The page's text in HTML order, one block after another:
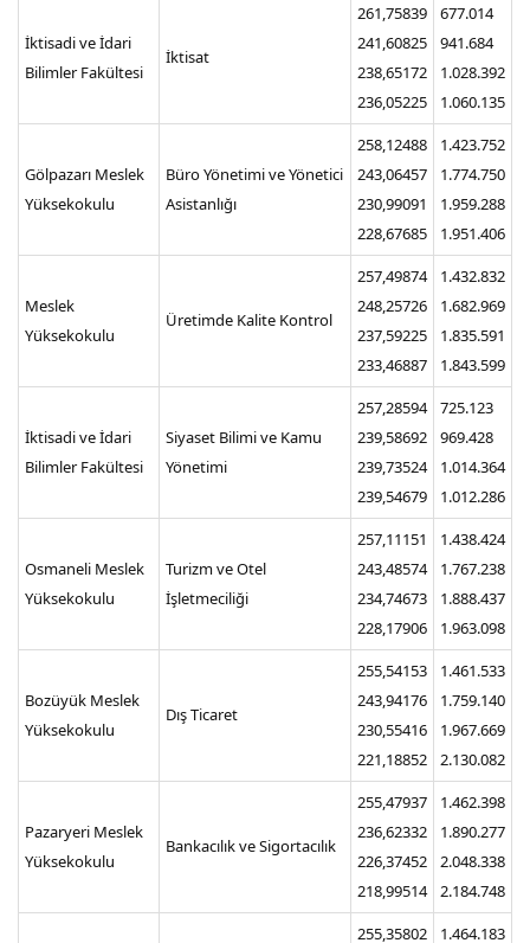
İktisadi ve İdari
Bilimler Fakültesi
İktisat
261,75839
241,60825
238,65172
236,05225
677.014
941.684
1.028.392
1.060.135
Gölpazarı Meslek
Yüksekokulu
Büro Yönetimi ve Yönetici
Asistanlığı
258,12488
243,06457
230,99091
228,67685
1.423.752
1.774.750
1.959.288
1.951.406
Meslek
Yüksekokulu
Üretimde Kalite Kontrol
257,49874
248,25726
237,59225
233,46887
1.432.832
1.682.969
1.835.591
1.843.599
İktisadi ve İdari
Bilimler Fakültesi
Siyaset Bilimi ve Kamu
Yönetimi
257,28594
239,58692
239,73524
239,54679
725.123
969.428
1.014.364
1.012.286
Osmaneli Meslek
Yüksekokulu
Turizm ve Otel
İşletmeciliği
257,11151
243,48574
234,74673
228,17906
1.438.424
1.767.238
1.888.437
1.963.098
Bozüyük Meslek
Yüksekokulu
Dış Ticaret
255,54153
243,94176
230,55416
221,18852
1.461.533
1.759.140
1.967.669
2.130.082
Pazaryeri Meslek
Yüksekokulu
Bankacılık ve Sigortacılık
255,47937
236,62332
226,37452
218,99514
1.462.398
1.890.277
2.048.338
2.184.748
255,35802
1.464.183